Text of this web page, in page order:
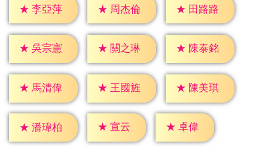
★ 李亞萍 ★ 周杰倫 ★ 田路路
★ 吳宗憲 ★ 關之琳 ★ 陳泰銘
★ 馬清偉 ★ 王國旌 ★ 陳美琪
★ 潘瑋柏 ★ 宣云 ★ 卓偉